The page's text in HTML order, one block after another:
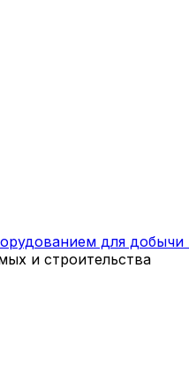
для
и строительства